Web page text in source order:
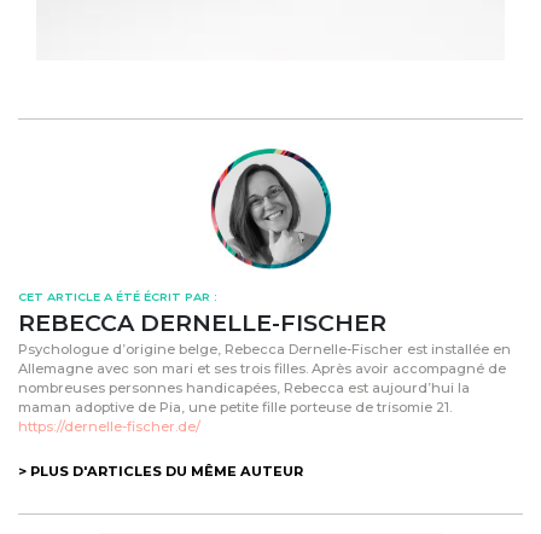
CET ARTICLE A ÉTÉ ÉCRIT PAR :
REBECCA DERNELLE-FISCHER
Psychologue d’origine belge, Rebecca Dernelle-Fischer est installée en
Allemagne avec son mari et ses trois filles. Après avoir accompagné de
nombreuses personnes handicapées, Rebecca est aujourd’hui la
maman adoptive de Pia, une petite fille porteuse de trisomie 21.
https://dernelle-fischer.de/
> PLUS D'ARTICLES DU MÊME AUTEUR